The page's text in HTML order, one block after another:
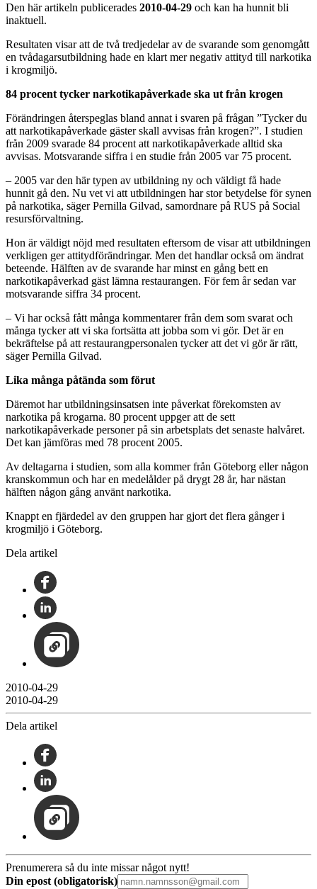
Den här artikeln publicerades 2010-04-29 och kan ha hunnit bli
inaktuell.
Resultaten visar att de två tredjedelar av de svarande som genomgått
en tvådagarsutbildning hade en klart mer negativ attityd till narkotika
i krogmiljö.
84 procent tycker narkotikapåverkade ska ut från krogen
Förändringen återspeglas bland annat i svaren på frågan ”Tycker du
att narkotikapåverkade gäster skall avvisas från krogen?”. I studien
från 2009 svarade 84 procent att narkotikapåverkade alltid ska
avvisas. Motsvarande siffra i en studie från 2005 var 75 procent.
– 2005 var den här typen av utbildning ny och väldigt få hade
hunnit gå den. Nu vet vi att utbildningen har stor betydelse för synen
på narkotika, säger Pernilla Gilvad, samordnare på RUS på Social
resursförvaltning.
Hon är väldigt nöjd med resultaten eftersom de visar att utbildningen
verkligen ger attitydförändringar. Men det handlar också om ändrat
beteende. Hälften av de svarande har minst en gång bett en
narkotikapåverkad gäst lämna restaurangen. För fem år sedan var
motsvarande siffra 34 procent.
– Vi har också fått många kommentarer från dem som svarat och
många tycker att vi ska fortsätta att jobba som vi gör. Det är en
bekräftelse på att restaurangpersonalen tycker att det vi gör är rätt,
säger Pernilla Gilvad.
Lika många påtända som förut
Däremot har utbildningsinsatsen inte påverkat förekomsten av
narkotika på krogarna. 80 procent uppger att de sett
narkotikapåverkade personer på sin arbetsplats det senaste halvåret.
Det kan jämföras med 78 procent 2005.
Av deltagarna i studien, som alla kommer från Göteborg eller någon
kranskommun och har en medelålder på drygt 28 år, har nästan
hälften någon gång använt narkotika.
Knappt en fjärdedel av den gruppen har gjort det flera gånger i
krogmiljö i Göteborg.
Dela artikel
2010-04-29
2010-04-29
Dela artikel
Prenumerera så du inte missar något nytt!
Din epost (obligatorisk)